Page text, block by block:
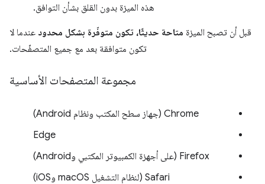
هذه الميزة بدون القلق بشأن التوافق.
قبل أن تصبح الميزة متاحة حديثًا، تكون متوفّرة بشكل محدود عندما لا
تكون متوافقة بعد مع جميع المتصفّحات.
مجموعة المتصفحات الأساسية
Chrome (جهاز سطح المكتب ونظام Android)
Edge
Firefox (على أجهزة الكمبيوتر المكتبي وAndroid)
Safari (لنظام التشغيل macOS وiOS)